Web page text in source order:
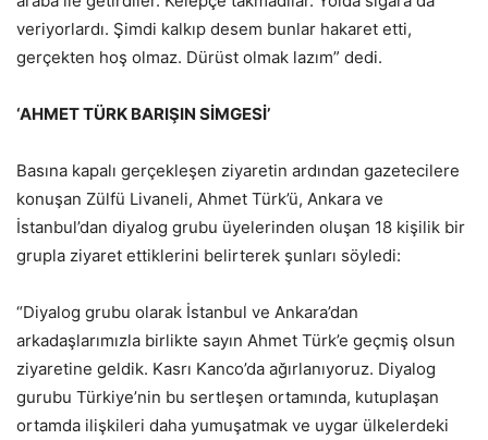
veriyorlardı. Şimdi kalkıp desem bunlar hakaret etti,
gerçekten hoş olmaz. Dürüst olmak lazım” dedi.
‘AHMET TÜRK BARIŞIN SİMGESİ’
Basına kapalı gerçekleşen ziyaretin ardından gazetecilere
konuşan Zülfü Livaneli, Ahmet Türk’ü, Ankara ve
İstanbul’dan diyalog grubu üyelerinden oluşan 18 kişilik bir
grupla ziyaret ettiklerini belirterek şunları söyledi:
“Diyalog grubu olarak İstanbul ve Ankara’dan
arkadaşlarımızla birlikte sayın Ahmet Türk’e geçmiş olsun
ziyaretine geldik. Kasrı Kanco’da ağırlanıyoruz. Diyalog
gurubu Türkiye’nin bu sertleşen ortamında, kutuplaşan
ortamda ilişkileri daha yumuşatmak ve uygar ülkelerdeki